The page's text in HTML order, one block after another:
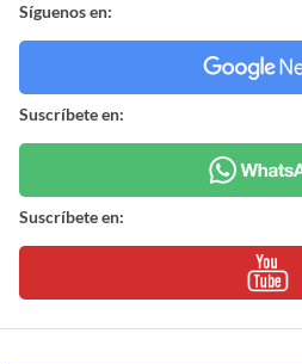
Síguenos en:
Suscríbete en:
Suscríbete en: